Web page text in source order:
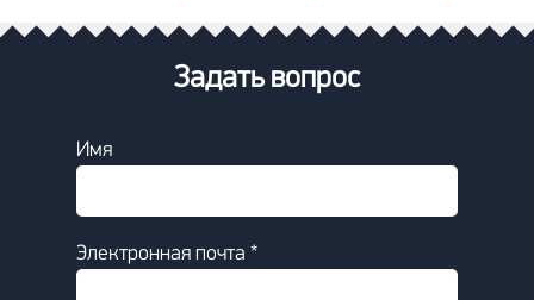
Задать вопрос
Имя
Электронная почта *